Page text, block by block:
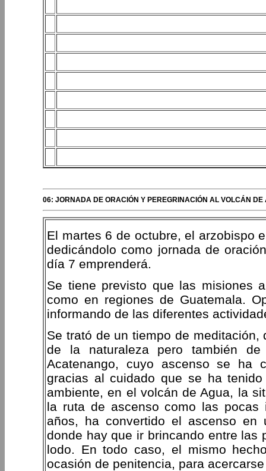
06: JORNADA DE ORACIÓN Y PEREGRINACIÓN AL VOLCÁN
El martes 6 de octubre, el arzobispo
dedicándolo como jornada de
día 7 emprenderá.
Se tiene previsto que las misiones
como en regiones de Guatemala.
informando de las diferentes
Se trató de un tiempo de
de la naturaleza pero también
Acatenango, cuyo ascenso se ha
gracias al cuidado que se ha
ambiente, en el volcán de Agua, la
la ruta de ascenso como las
años, ha convertido el ascenso en
donde hay que ir brincando entre las
lodo. En todo caso, el mismo
ocasión de penitencia, para